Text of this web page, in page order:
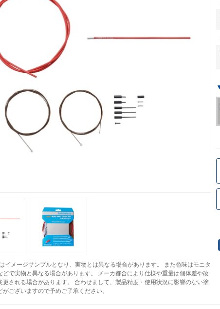
イメージサンプルとなり、実物とは異なる場合があります。 また色味はモニタ
どで実物と異なる場合があります。 メーカ都合により仕様や重量は個体差や改
更される場合があります。 合わせまして、製品精度・使用状況に影響のない塗
がございますので予めご了承ください。